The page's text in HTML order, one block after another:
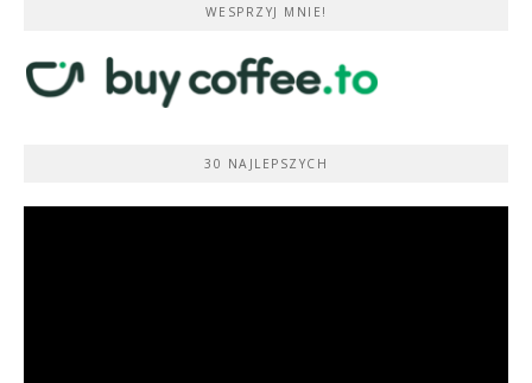
WESPRZYJ MNIE!
30 NAJLEPSZYCH